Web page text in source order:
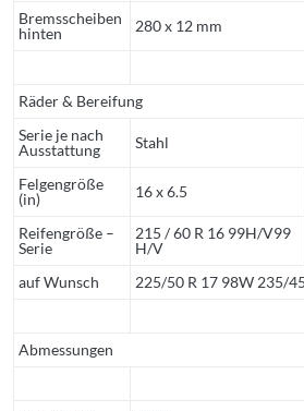
Bremsscheiben
hinten
280 x 12 mm
Räder & Bereifung
Serie je nach
Ausstattung
Stahl
Felgengröße
(in)
16 x 6.5
Reifengröße –
Serie
215 / 60 R 16 99H/V99
H/V
auf Wunsch
225/50 R 17 98W 235/
Abmessungen